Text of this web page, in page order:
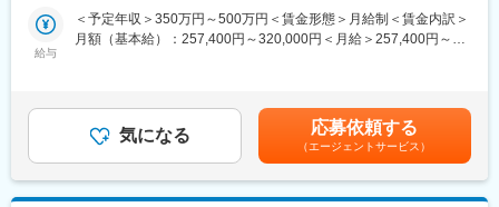
会社負担、既婚者もしくは30歳以上の方はの7割を会社負担で利
用できます。物件もご自身で選べます（高松市・東かがわ市内限
あらゆる領域（車関連、船舶関連、電気メーカーなど）のお客様
に関わることができますので、『国内企業のものづくり全体をサ
ポートする』という大きなやりがいや使命を持った働き方ができ
新たに人材を募集します。
■職務内容
きます。
広報業務を裁量大きく、幅広く経験したい方にピッタリの職場で
す。
給与
＜予定年収＞350万円～500万円＜賃金形態＞月給制＜賃金内訳＞
月額（基本給）：257,400円～320,000円＜月給＞257,400円～
も目安の金額であり、選考を通じて上下する可能性があります。
月給(月額)は固定手当を含めた表記です。
気になる 応募依頼する
（エージェントサービス）